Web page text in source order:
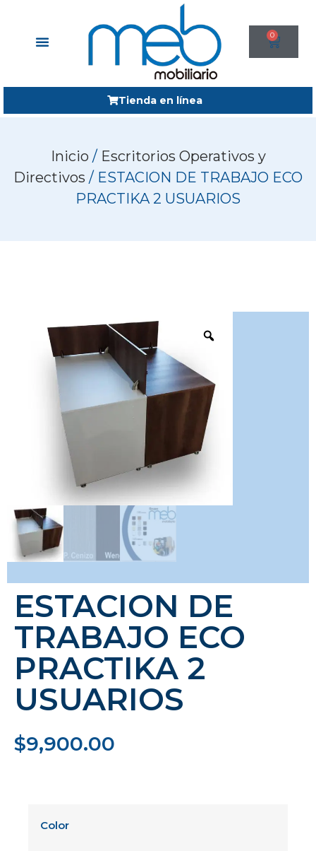
0
Tienda en línea
Inicio / Escritorios Operativos y
Directivos / ESTACION DE TRABAJO ECO
PRACTIKA 2 USUARIOS
ESTACION DE
TRABAJO ECO
PRACTIKA 2
USUARIOS
$9,900.00
Color